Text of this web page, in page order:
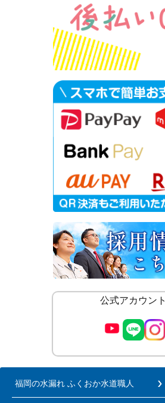
公式アカウント
福岡の水漏れ ふくおか水道職人